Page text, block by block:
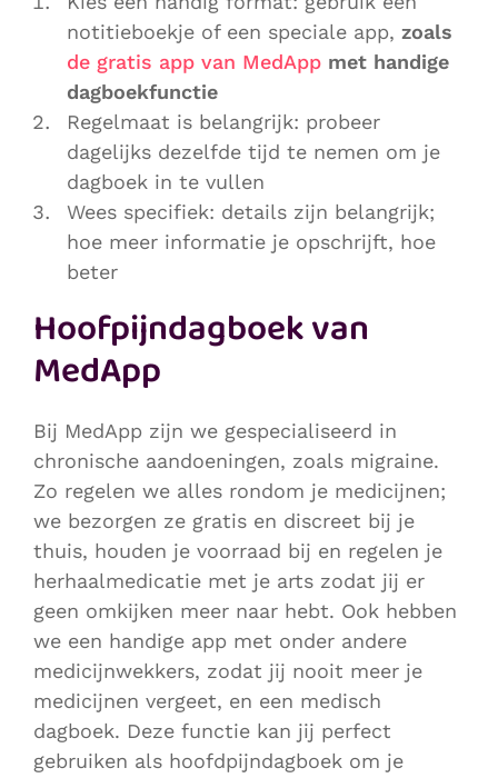
notitieboekje of een speciale app, zoals
de gratis app van MedApp met handige
dagboekfunctie
Regelmaat is belangrijk: probeer
dagelijks dezelfde tijd te nemen om je
dagboek in te vullen
Wees specifiek: details zijn belangrijk;
hoe meer informatie je opschrijft, hoe
beter
Hoofpijndagboek van
MedApp
Bij MedApp zijn we gespecialiseerd in
chronische aandoeningen, zoals migraine.
Zo regelen we alles rondom je medicijnen;
we bezorgen ze gratis en discreet bij je
thuis, houden je voorraad bij en regelen je
herhaalmedicatie met je arts zodat jij er
geen omkijken meer naar hebt. Ook hebben
we een handige app met onder andere
medicijnwekkers, zodat jij nooit meer je
medicijnen vergeet, en een medisch
dagboek. Deze functie kan jij perfect
gebruiken als hoofdpijndagboek om je